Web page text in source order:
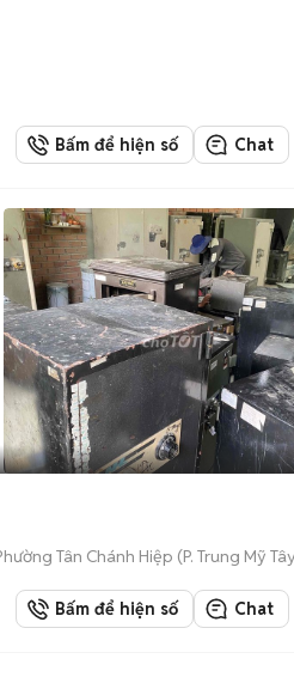
Bấm để hiện số Chat
Tân Chánh Hiệp (P. Trung Mỹ
Bấm để hiện số Chat